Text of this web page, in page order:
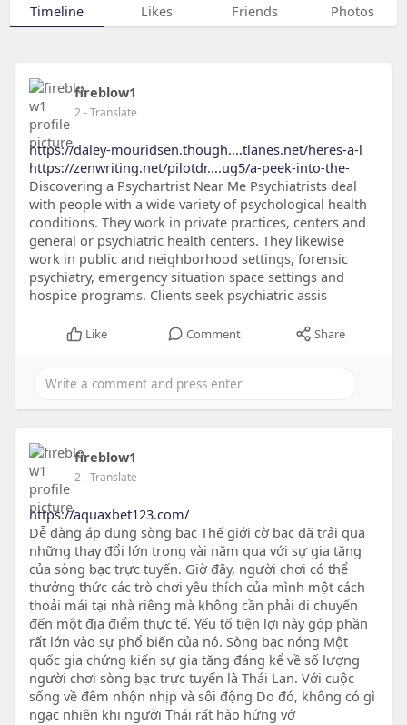
Timeline Likes Friends Photos
fireblow1
2- Translate
https://daley-mouridsen.though....tlanes.net/heres-a-l
https://zenwriting.net/pilotdr....ug5/a-peek-into-the-
Discovering a Psychartrist Near Me Psychiatrists deal
with people with a wide variety of psychological health
conditions. They work in private practices, centers and
general or psychiatric health centers. They likewise
work in public and neighborhood settings, forensic
psychiatry, emergency situation space settings and
hospice programs. Clients seek psychiatric assis
Like Comment Share
fireblow1
2- Translate
https://aquaxbet123.com/
Dễ dàng áp dụng sòng bạc Thế giới cờ bạc đã trải qua
những thay đổi lớn trong vài năm qua với sự gia tăng
của sòng bạc trực tuyến. Giờ đây, người chơi có thể
thưởng thức các trò chơi yêu thích của mình một cách
thoải mái tại nhà riêng mà không cần phải di chuyển
đến một địa điểm thực tế. Yếu tố tiện lợi này góp phần
rất lớn vào sự phổ biến của nó. Sòng bạc nóng Một
quốc gia chứng kiến sự gia tăng đáng kể về số lượng
người chơi sòng bạc trực tuyến là Thái Lan. Với cuộc
sống về đêm nhộn nhịp và sôi động Do đó, không có gì
ngạc nhiên khi người Thái rất hào hứng vớ